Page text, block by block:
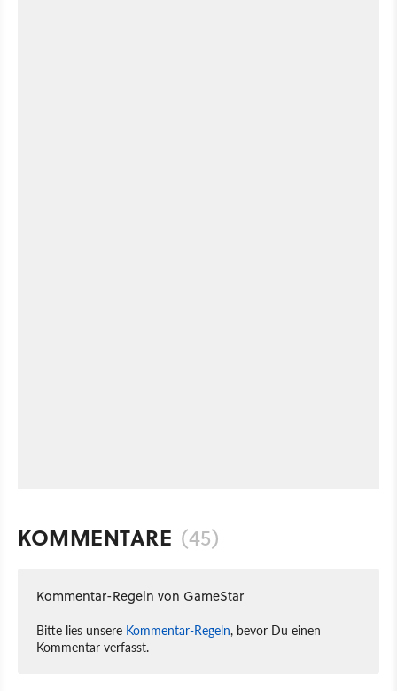
KOMMENTARE (45)
Kommentar-Regeln von GameStar
Bitte lies unsere Kommentar-Regeln, bevor Du einen
Kommentar verfasst.